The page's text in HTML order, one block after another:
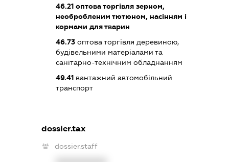
46.21оптова торгівля зерном,
необробленим тютюном, насінням і
кормами для тварин
46.73оптова торгівля деревиною,
будівельними матеріалами та
санітарно-технічним обладнанням
49.41вантажний автомобільний
транспорт
dossier.tax
dossier.staff